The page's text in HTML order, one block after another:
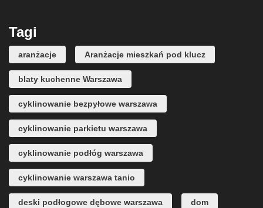
Tagi
aranżacje Aranżacje mieszkań pod klucz
blaty kuchenne Warszawa
cyklinowanie bezpyłowe warszawa
cyklinowanie parkietu warszawa
cyklinowanie podłóg warszawa
cyklinowanie warszawa tanio
deski podłogowe dębowe warszawa dom